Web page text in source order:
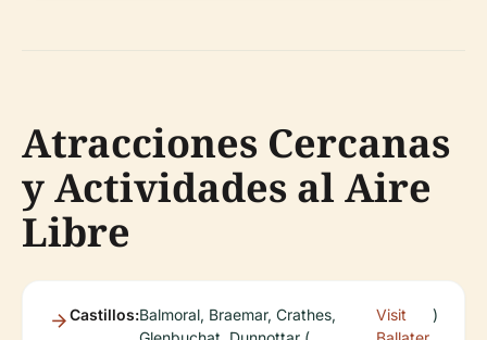
Atracciones Cercanas
y Actividades al Aire
Libre
Castillos:Balmoral, Braemar, Crathes,
Visit
)